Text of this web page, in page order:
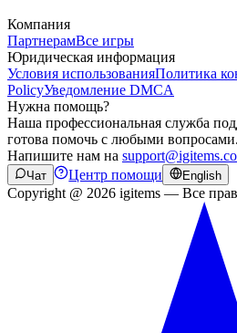
Компания
ПартнерамВсе игры
Юридическая информация
Условия использованияПолитика
PolicyУведомление DMCA
Нужна помощь?
Наша профессиональная служба
готова помочь с любыми вопросами.
Напишите нам на
Чат Центр помощи English
Copyright @ 2026 igitems — Все